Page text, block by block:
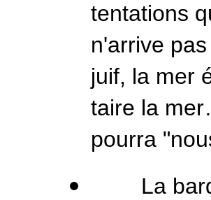
tentations
n'arrive
juif, la mer
taire la
pourra
La